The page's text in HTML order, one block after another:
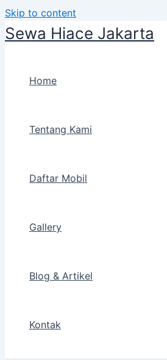
Skip to content
Sewa Hiace Jakarta
Home
Tentang Kami
Daftar Mobil
Gallery
Blog & Artikel
Kontak